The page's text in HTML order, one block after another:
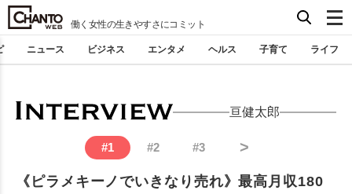
働く女性の生きやすさにコミット
ニュース ビジネス エンタメ ヘルス 子育て ライフ
亘健太郎
#1 #2 #3 >
《ピラメキーノでいきなり売れ》最高月収180